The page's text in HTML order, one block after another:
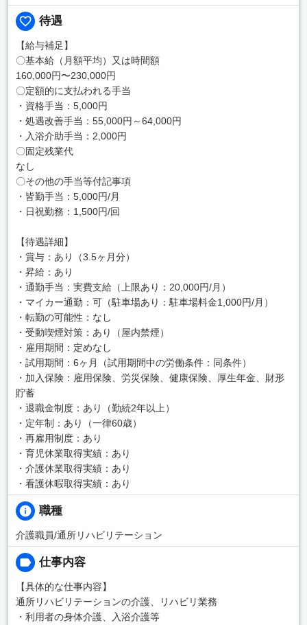
待遇
【給与補足】
〇基本給（月額平均）又は時間額
160,000円〜230,000円
〇定額的に支払われる手当
・資格手当：5,000円
・処遇改善手当：55,000円～64,000円
・入浴介助手当：2,000円
〇固定残業代
なし
〇その他の手当等付記事項
・皆勤手当：5,000円/月
・日祝勤務：1,500円/回
【待遇詳細】
・賞与：あり（3.5ヶ月分）
・昇給：あり
・通勤手当：実費支給（上限あり：20,000円/月）
・マイカー通勤：可（駐車場あり：駐車場料金1,000円/月）
・転勤の可能性：なし
・受動喫煙対策：あり（屋内禁煙）
・雇用期間：定めなし
・試用期間：6ヶ月（試用期間中の労働条件：同条件）
・加入保険：雇用保険、労災保険、健康保険、厚生年金、財形
貯蓄
・退職金制度：あり（勤続2年以上）
・定年制：あり（一律60歳）
・再雇用制度：あり
・育児休業取得実績：あり
・介護休業取得実績：あり
・看護休暇取得実績：あり
職種
介護職員/通所リハビリテーション
仕事内容
【具体的な仕事内容】
通所リハビリテーションの介護、リハビリ業務
・利用者の身体介護、入浴介護等